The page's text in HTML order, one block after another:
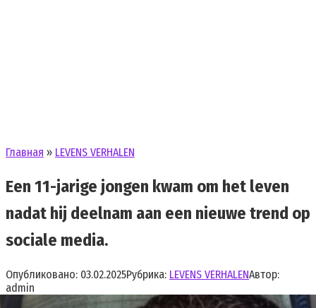
Главная » LEVENS VERHALEN
Een 11-jarige jongen kwam om het leven
nadat hij deelnam aan een nieuwe trend op
sociale media.
Опубликовано: 03.02.2025Рубрика: LEVENS VERHALENАвтор:
admin